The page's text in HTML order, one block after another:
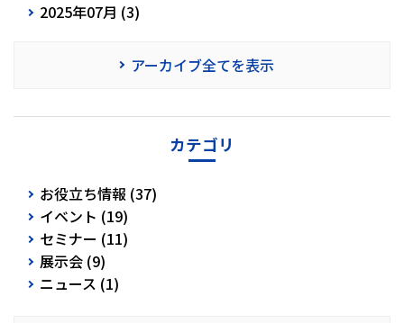
2025年07月 (3)
アーカイブ全てを表示
カテゴリ
お役立ち情報 (37)
イベント (19)
セミナー (11)
展示会 (9)
ニュース (1)